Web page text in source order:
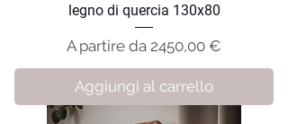
legno di quercia 130x80
A partire da 2450,00 €
Prezzo scontato
Aggiungi al carrello